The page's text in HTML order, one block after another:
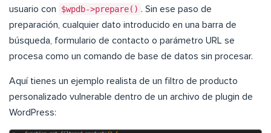
usuario con $wpdb->prepare() . Sin ese paso de
preparación, cualquier dato introducido en una barra de
búsqueda, formulario de contacto o parámetro URL se
procesa como un comando de base de datos sin procesar.
Aquí tienes un ejemplo realista de un filtro de producto
personalizado vulnerable dentro de un archivo de plugin de
WordPress: